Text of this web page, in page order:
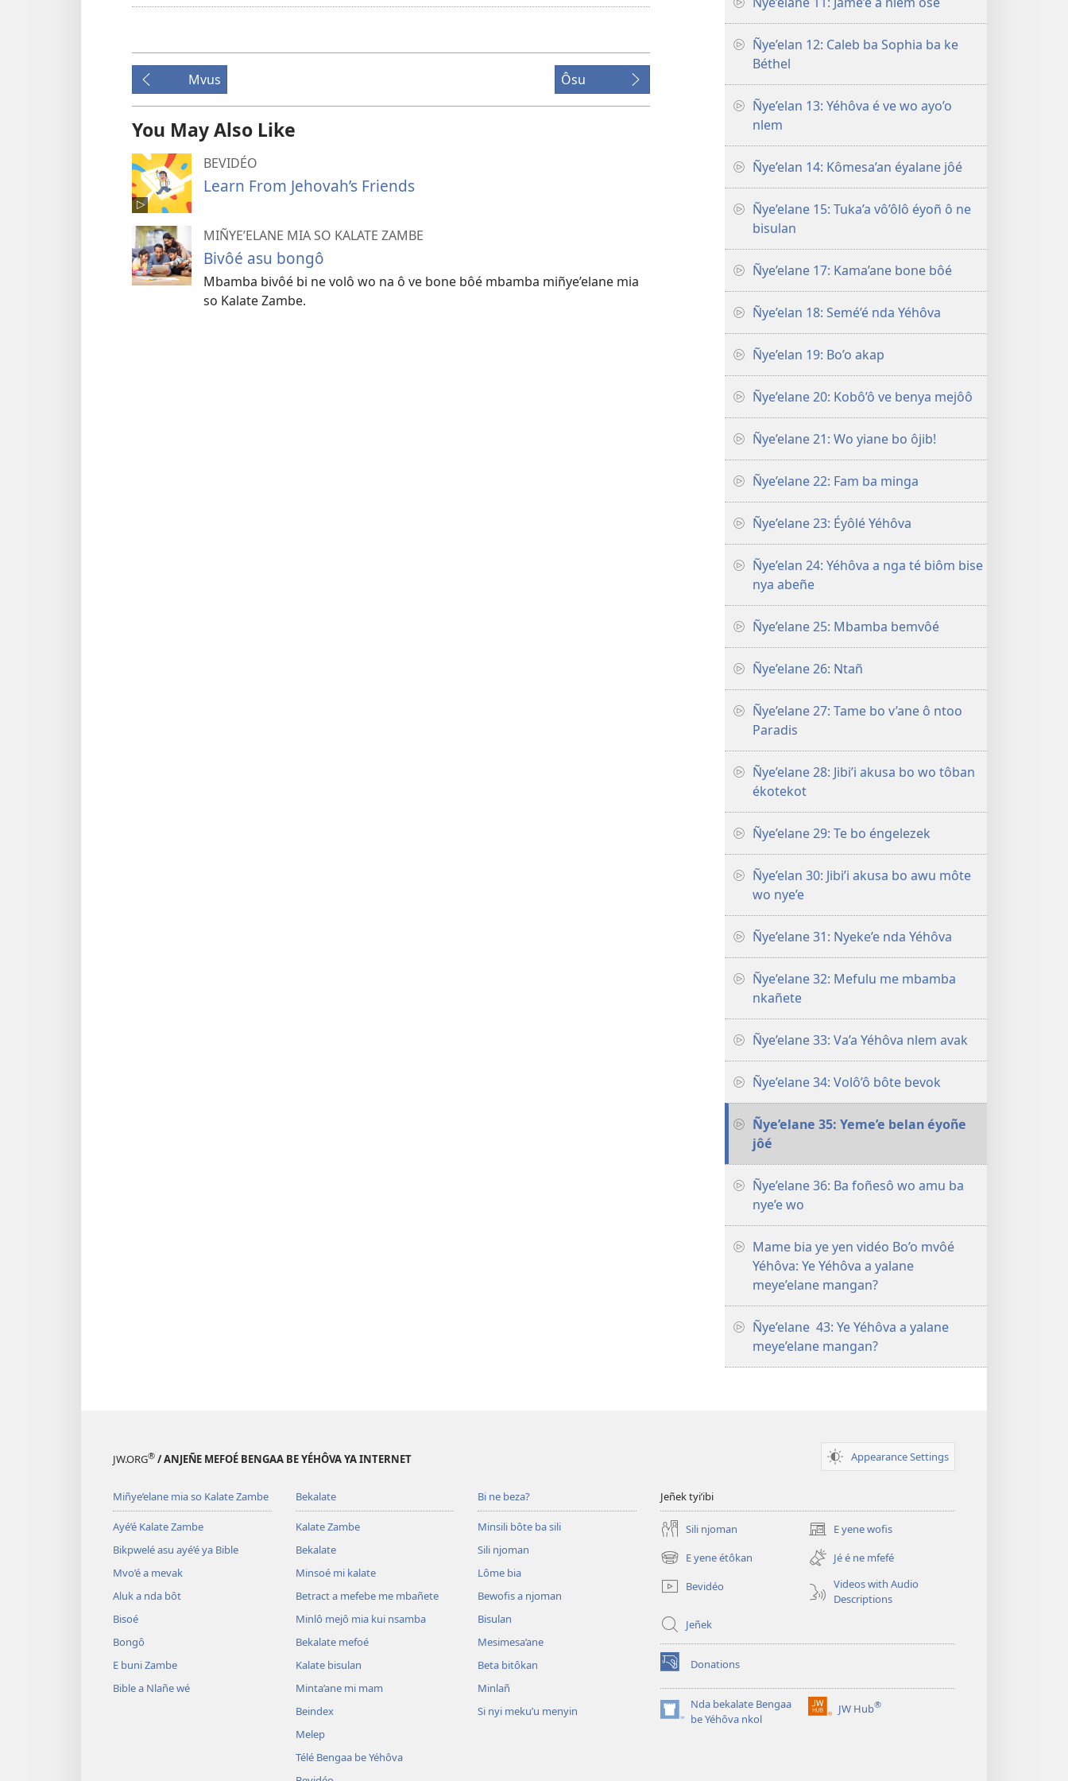
na
wuluu
mam
volô
na
ô
Mvus Ôsu
You May Also Like
BEVIDÉO
Learn From Jehovah’s Friends
MIÑYE’ELANE MIA SO KALATE ZAMBE
Bivôé asu bongô
Mbamba bivôé bi ne volô wo na ô ve bone bôé mbamba miñye’elane mia
so Kalate Zambe.
Ñye’elan 12: Caleb ba Sophia ba ke
Béthel
Ñye’elan 13: Yéhôva é ve wo ayo’o
nlem
Ñye’elan 14: Kômesa’an éyalane jôé
Ñye’elane 15: Tuka’a vô’ôlô éyoñ ô ne
bisulan
Ñye’elane 17: Kama’ane bone bôé
Ñye’elan 18: Semé’é nda Yéhôva
Ñye’elan 19: Bo’o akap
Ñye’elane 20: Kobô’ô ve benya mejôô
Ñye’elane 21: Wo yiane bo ôjib!
Ñye’elane 22: Fam ba minga
Ñye’elane 23: Éyôlé Yéhôva
Ñye’elan 24: Yéhôva a nga té biôm bise
nya abeñe
Ñye’elane 25: Mbamba bemvôé
Ñye’elane 26: Ntañ
Ñye’elane 27: Tame bo v’ane ô ntoo
Paradis
Ñye’elane 28: Jibi’i akusa bo wo tôban
ékotekot
Ñye’elane 29: Te bo éngelezek
Ñye’elan 30: Jibi’i akusa bo awu môte
wo nye’e
Ñye’elane 31: Nyeke’e nda Yéhôva
Ñye’elane 32: Mefulu me mbamba
nkañete
Ñye’elane 33: Va’a Yéhôva nlem avak
Ñye’elane 34: Volô’ô bôte bevok
Ñye’elane 35: Yeme’e belan éyoñe
jôé
Ñye’elane 36: Ba foñesô wo amu ba
nye’e wo
Mame bia ye yen vidéo Bo’o mvôé
Yéhôva: Ye Yéhôva a yalane
meye’elane mangan?
Ñye’elane 43: Ye Yéhôva a yalane
meye’elane mangan?
JW.ORG® / ANJEÑE MEFOÉ BENGAA BE YÉHÔVA YA INTERNET Appearance Settings
Miñye’elane mia so Kalate Zambe
Ayé’é Kalate Zambe
Bikpwelé asu ayé’é ya Bible
Mvo’é a mevak
Aluk a nda bôt
Bisoé
Bongô
E buni Zambe
Bible a Nlañe wé
Bekalate
Kalate Zambe
Bekalate
Minsoé mi kalate
Betract a mefebe me mbañete
Minlô mejô mia kui nsamba
Bekalate mefoé
Kalate bisulan
Minta’ane mi mam
Beindex
Melep
Télé Bengaa be Yéhôva
Bi ne beza?
Minsili bôte ba sili
Sili njoman
Lôme bia
Bewofis a njoman
Bisulan
Mesimesa’ane
Beta bitôkan
Minlañ
Si nyi meku’u menyin
Jeñek tyi’ibi
Sili njoman E yene wofis
(opens
new
window)
E yene étôkan
(opens
new
window)
Jé é ne mfefé
Bevidéo
Videos with Audio
Descriptions
Jeñek
Donations
(opens
new
window)Nda bekalate Bengaa
be Yéhôva nkol
(opens
JW Hub®
(opens